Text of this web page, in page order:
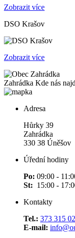
Zobrazit více
DSO Krašov
Zobrazit více
Zahrádka Kde nás
Adresa
Hůrky 39
Zahrádka
330 38 Úněšov
Úřední hodiny
Po: 09:00 -
St: 15:00 -
Kontakty
Tel.: 373 315
E-mail: